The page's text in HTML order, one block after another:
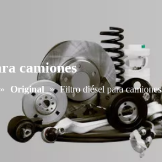
camiones
» Original » Filtro diésel para camiones